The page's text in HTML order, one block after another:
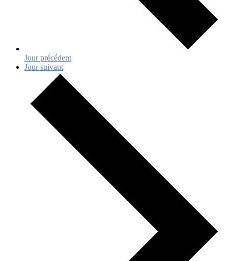
Jour précédent
Jour suivant